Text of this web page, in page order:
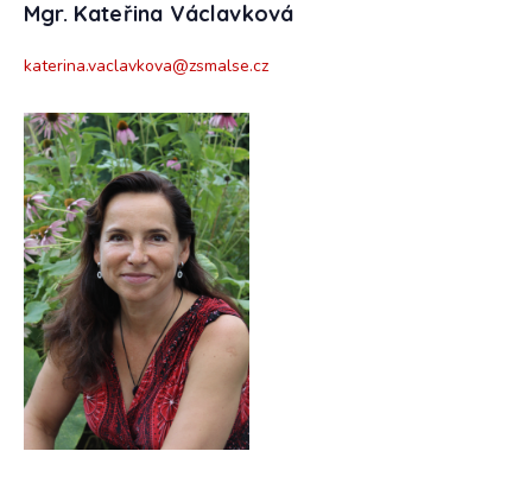
Mgr. Kateřina Václavková
katerina.vaclavkova@zsmalse.cz